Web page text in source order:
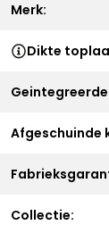
Merk:
Dikte
Afgeschuinde
Collectie: